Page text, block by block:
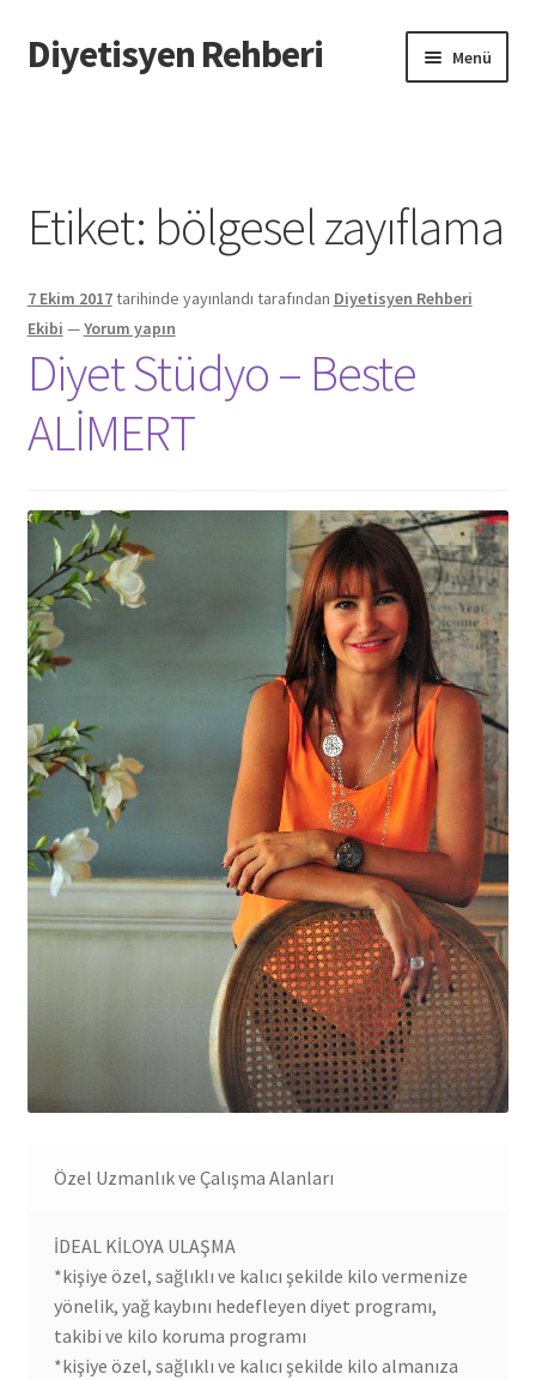
Dolaşıma
geç
İçeriğe
geç
Diyetisyen Rehberi Menü
Hata Bildir
iletişim
Sayfamı Düzenlemek İstiyorum
Yardım
Etiket: bölgesel zayıflama
7 Ekim 2017tarihinde yayınlandı tarafından Diyetisyen Rehberi
Ekibi —Yorum yapın
Diyet Stüdyo – Beste
ALİMERT
Özel Uzmanlık ve Çalışma Alanları
İDEAL KİLOYA ULAŞMA
*kişiye özel, sağlıklı ve kalıcı şekilde kilo vermenize
yönelik, yağ kaybını hedefleyen diyet programı,
takibi ve kilo koruma programı
*kişiye özel, sağlıklı ve kalıcı şekilde kilo almanıza